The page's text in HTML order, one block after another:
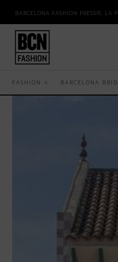
BARCELONA FASHION PRESS®, LA
FASHION BARCELONA